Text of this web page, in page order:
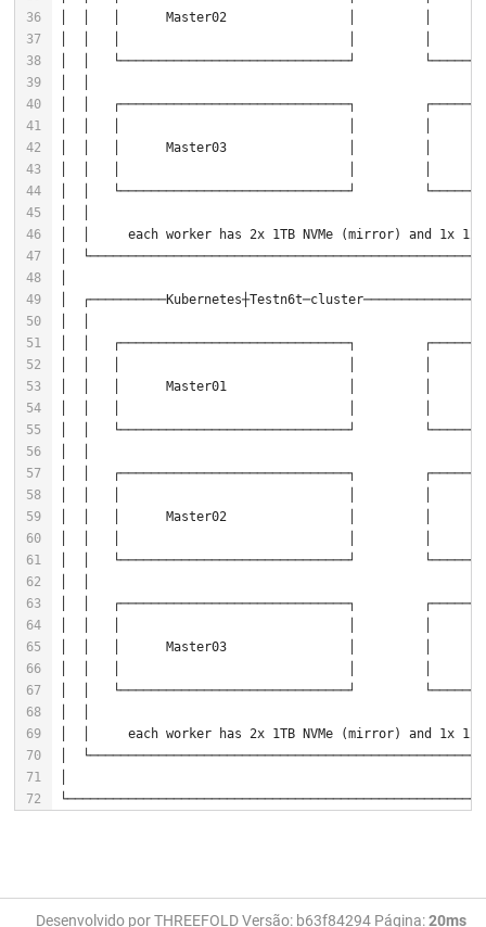
│  │     each worker has 2x 1TB NVMe (mirror) and 1 x 12
│  │   └──────────────────────────────┘
│  │     each worker has 2x 1TB NVMe (mirror) and 1 x 12
Desenvolvido por THREEFOLD Versão: b63f84294 Página:20ms